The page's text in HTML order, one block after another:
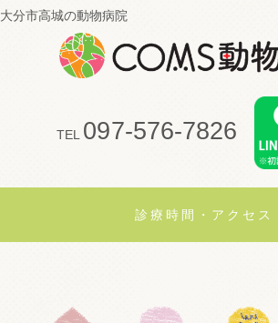
大分市高城の動物病院
TEL 097-576-7826
診療時間・アクセス